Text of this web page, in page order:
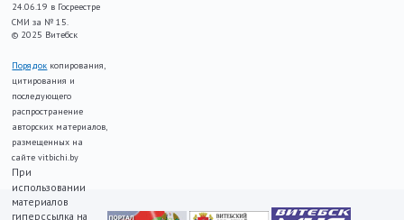
24.06.19 в Госреестре
СМИ за № 15.
© 2025 Витебск
Порядок копирования,
цитирования и
последующего
распространение
авторских материалов,
размещенных на
сайте vitbichi.by
При
использовании
материалов
гиперссылка на